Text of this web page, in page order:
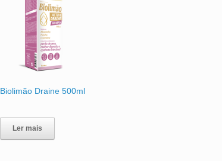
Biolimão Draine 500ml
Ler mais